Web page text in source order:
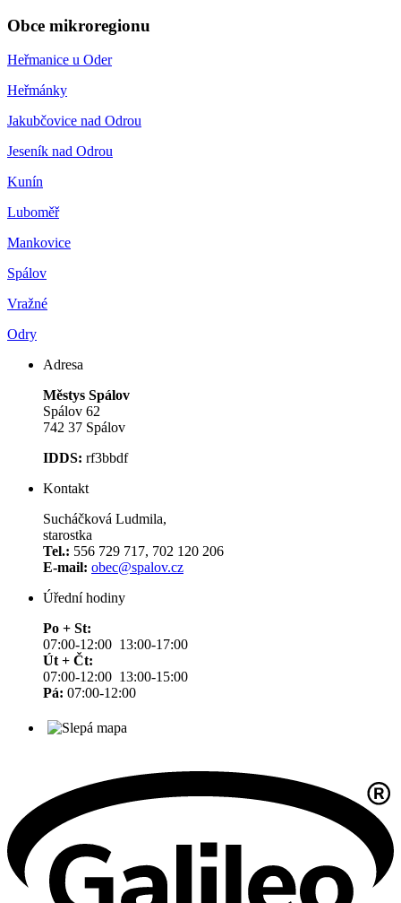
Obce mikroregionu
Heřmanice u Oder
Heřmánky
Jakubčovice nad Odrou
Jeseník nad Odrou
Kunín
Luboměř
Mankovice
Spálov
Vražné
Odry
Adresa
Městys Spálov
Spálov 62
742 37 Spálov
IDDS: rf3bbdf
Kontakt
Sucháčková Ludmila,
starostka
Tel.: 556 729 717, 702 120 206
E-mail: obec@spalov.cz
Úřední hodiny
Po + St:
07:00-12:00 13:00-17:00
Út + Čt:
07:00-12:00 13:00-15:00
Pá: 07:00-12:00